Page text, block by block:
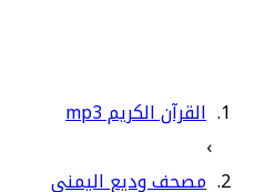
القرآن الكريم mp3
›
مصحف وديع اليمني